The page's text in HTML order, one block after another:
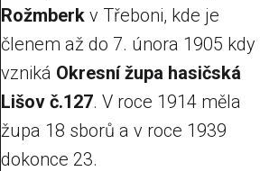
Rožmberk v Třeboni, kde je
členem až do 7. února 1905 kdy
vzniká Okresní župa hasičská
Lišov č.127. V roce 1914 měla
župa 18 sborů a v roce 1939
dokonce 23.